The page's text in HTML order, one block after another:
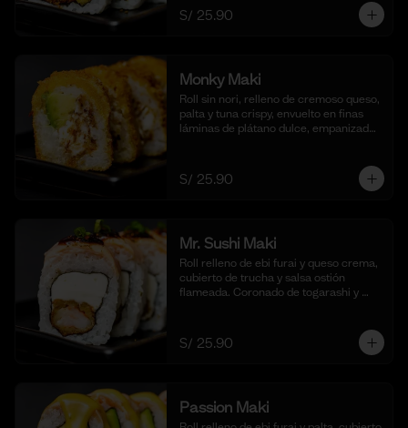
Acompañado de nuestra salsa shoyu.
(10 cortes)
S/ 25.90
Monky Maki
Roll sin nori, relleno de cremoso queso,
palta y tuna crispy, envuelto en finas
láminas de plátano dulce, empanizado
maracuyá y quinua crocante. (10
cortes).
S/ 25.90
Mr. Sushi Maki
Roll relleno de ebi furai y queso crema,
cubierto de trucha y salsa ostión
flameada. Coronado de togarashi y
S/ 25.90
Passion Maki